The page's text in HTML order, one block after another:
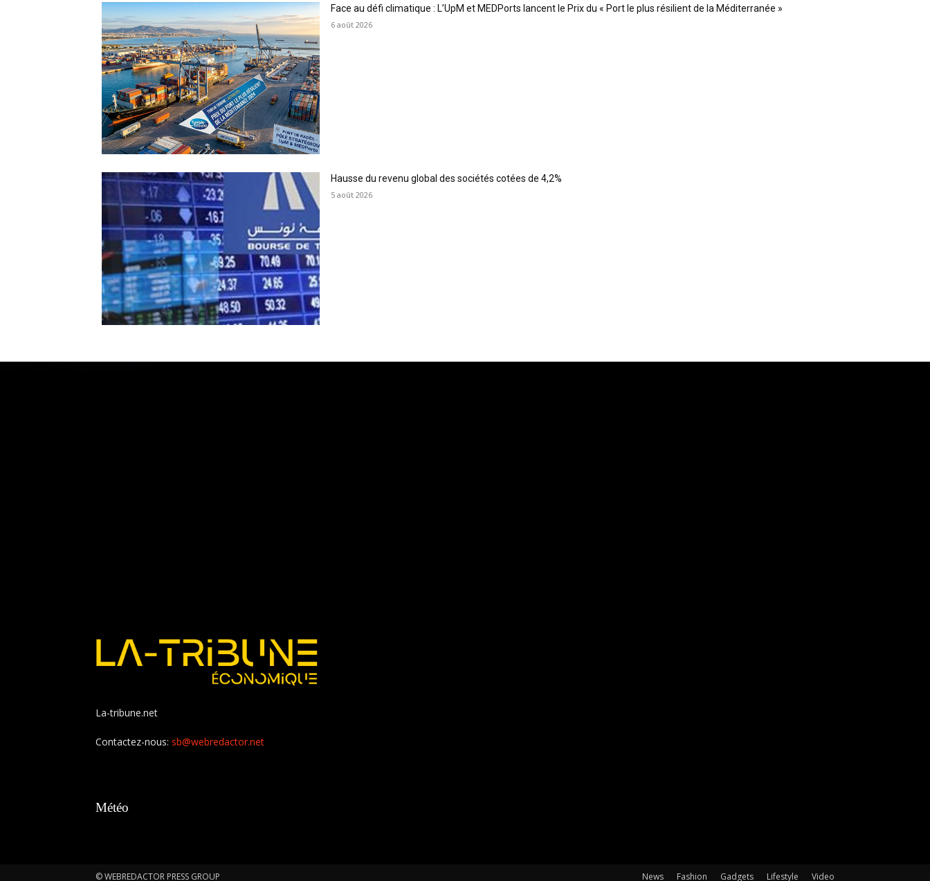
Face au défi climatique : L’UpM et MEDPorts lancent le Prix du « Port le plus résilient de la Méditerranée »
6 août 2026
Hausse du revenu global des sociétés cotées de 4,2%
5 août 2026
La-tribune.net
Contactez-nous: sb@webredactor.net
Météo
News Fashion Gadgets Lifestyle Video
© WEBREDACTOR PRESS GROUP